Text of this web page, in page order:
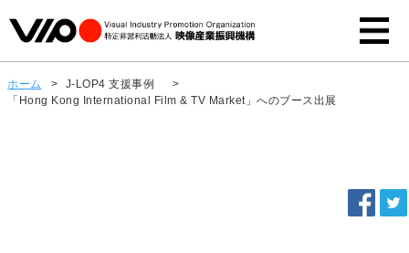
ホーム > J-LOP4 支援事例
>
「Hong Kong International Film & TV Market」へのブース出展